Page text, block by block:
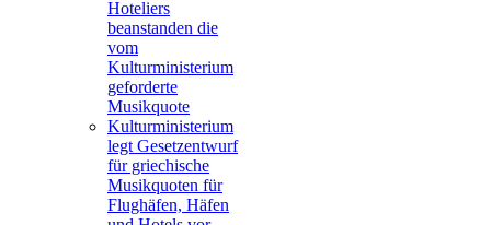
Hoteliers
beanstanden die
vom
Kulturministerium
geforderte
Musikquote
Kulturministerium
legt Gesetzentwurf
für griechische
Musikquoten für
Flughäfen, Häfen